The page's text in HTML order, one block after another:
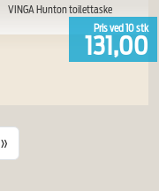
VINGA Hunton toilettaske
Pris ved 10stk
131,00
»